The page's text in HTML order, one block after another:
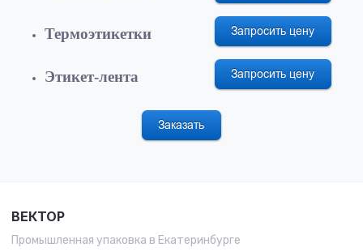
Термоэтикетки
Этикет-лента
ВЕКТОР
Промышленная упаковка в Екатеринбурге